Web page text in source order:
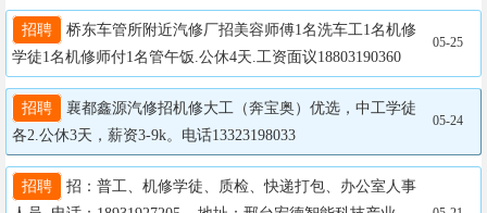
招聘
桥东车管所附近汽修厂招美容师傅1名洗车工1名机修
学徒1名机修师付1名管午饭.公休4天.工资面议18803190360
05-25
招聘
襄都鑫源汽修招机修大工（奔宝奥）优选，中工学徒
各2.公休3天，薪资3-9k。电话13323198033
05-24
招聘
招：普工、机修学徒、质检、快递打包、办公室人事